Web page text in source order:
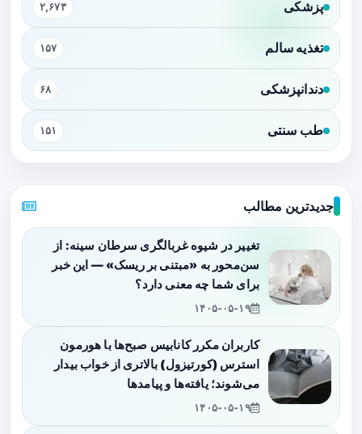
پزشکی ۲,۶۷۳
تغذیه سالم ۱۵۷
دندانپزشکی ۶۸
طب سنتی ۱۵۱
جدیدترین مطالب
تغییر در شیوه غربالگری سرطان سینه: از
سن‌محور به «مبتنی بر ریسک» — این خبر
برای شما چه معنی دارد؟
۱۴۰۵-۰۵-۱۹
کاربران مکرر کانابیس صبح‌ها با هورمون
استرس (کورتیزول) بالاتری از خواب بیدار
می‌شوند؛ یافته‌ها و پیامدها
۱۴۰۵-۰۵-۱۹